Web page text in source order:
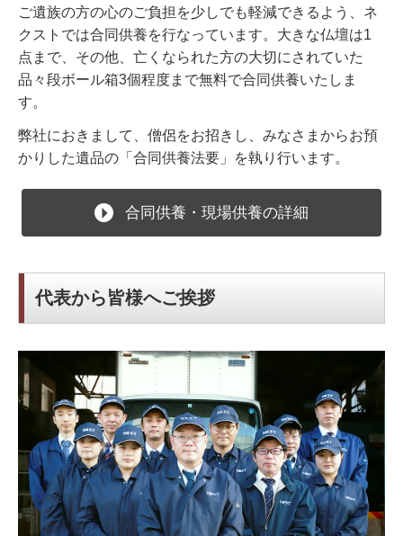
ご遺族の方の心のご負担を少しでも軽減できるよう、ネ
クストでは合同供養を行なっています。大きな仏壇は1
点まで、その他、亡くなられた方の大切にされていた
品々段ボール箱3個程度まで無料で合同供養いたしま
す。
弊社におきまして、僧侶をお招きし、みなさまからお預
かりした遺品の「合同供養法要」を執り行います。
合同供養・現場供養の詳細
代表から皆様へご挨拶